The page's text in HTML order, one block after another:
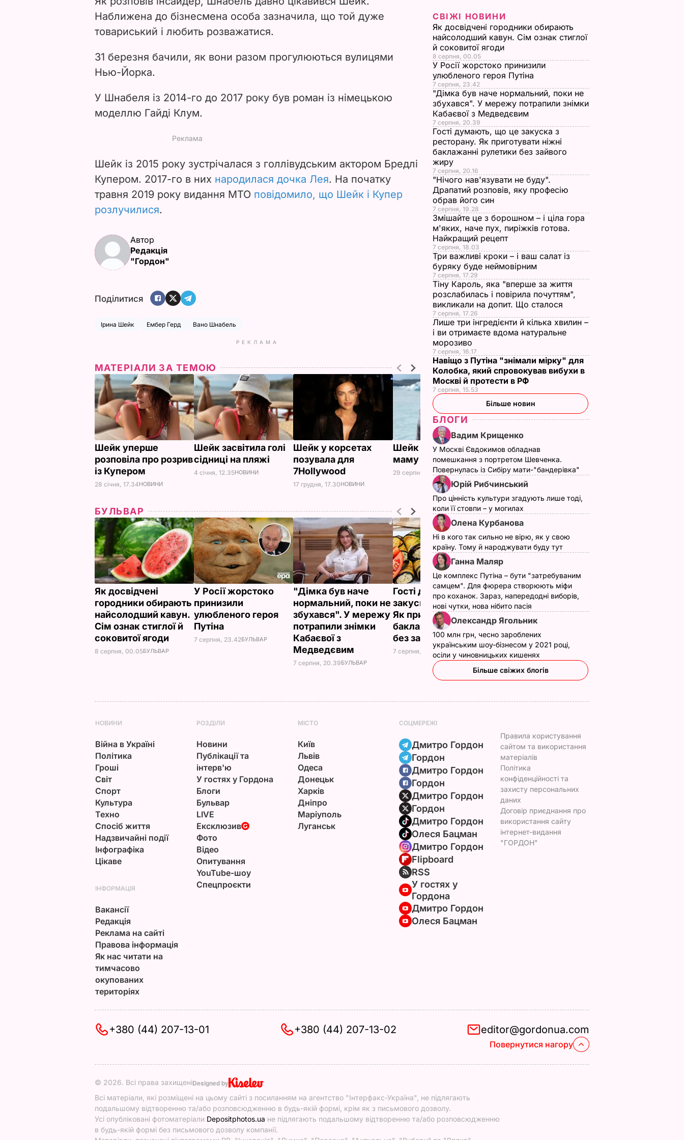
i
d
e
Наближена до бізнесмена особа зазначила, що той дуже
товариський і любить розважатися.
31 березня бачили, як вони разом прогулюються вулицями
Нью-Йорка.
У Шнабеля із 2014-го до 2017 року був роман із німецькою
моделлю Гайді Клум.
Шейк із 2015 року зустрічалася з голлівудським актором Бредлі
Купером. 2017-го в них народилася дочка Лея. На початку
травня 2019 року видання МТО повідомило, що Шейк і Купер
розлучилися.
Автор
Редакція
"Гордон"
Поділитися
Ірина Шейк Ембер Герд Вано Шнабель
РЕКЛАМА
МАТЕРІАЛИ ЗА ТЕМОЮ
Шейк уперше
розповіла про розрив
із Купером
28 січня, 17.34НОВИНИ
Шейк засвітила голі
сідниці на пляжі
4 січня, 12.35НОВИНИ
Шейк у корсетах
позувала для
7Hollywood
17 грудня, 17.30НОВИНИ
Шейк показала свою
маму
29 серпня, 09.56НОВИНИ
БУЛЬВАР
Як досвідчені
городники обирають
найсолодший кавун.
Сім ознак стиглої й
соковитої ягоди
8 серпня, 00.05БУЛЬВАР
У Росії жорстоко
принизили
улюбленого героя
Путіна
7 серпня, 23.42БУЛЬВАР
"Дімка був наче
нормальний, поки не
збухався". У мережу
потрапили знімки
Кабаєвої з
Медведєвим
7 серпня, 20.39БУЛЬВАР
Гості думають, що це
закуска з ресторану.
Як приготувати ніжні
баклажанні рулетики
без зайвого жиру
7 серпня, 20.16 БУЛЬВАР
"Нічого нав'язувати
не буду". Драпатий
розповів, яку
професію обрав його
син
7 серпня, 19.28 БУЛЬВАР
СВІЖІ НОВИНИ
Як досвідчені городники обирають
найсолодший кавун. Сім ознак стиглої
й соковитої ягоди
8 серпня, 00.05
У Росії жорстоко принизили
улюбленого героя Путіна
7 серпня, 23.42
"Дімка був наче нормальний, поки не
збухався". У мережу потрапили знімки
Кабаєвої з Медведєвим
7 серпня, 20.39
Гості думають, що це закуска з
ресторану. Як приготувати ніжні
баклажанні рулетики без зайвого
жиру
7 серпня, 20.16
"Нічого нав'язувати не буду".
Драпатий розповів, яку професію
обрав його син
7 серпня, 19.28
Змішайте це з борошном – і ціла гора
м'яких, наче пух, пиріжків готова.
Найкращий рецепт
7 серпня, 18.03
Три важливі кроки – і ваш салат із
буряку буде неймовірним
7 серпня, 17.29
Тіну Кароль, яка "вперше за життя
розслабилась і повірила почуттям",
викликали на допит. Що сталося
7 серпня, 17.26
Лише три інгредієнти й кілька хвилин –
і ви отримаєте вдома натуральне
морозиво
7 серпня, 16.17
Навіщо з Путіна "знімали мірку" для
Колобка, який спровокував вибухи в
Москві й протести в РФ
7 серпня, 15.53
Більше новин
БЛОГИ
Вадим Крищенко
У Москві Євдокимов обладнав
помешкання з портретом Шевченка.
Повернулась із Сибіру мати-"бандерівка"
Юрій Рибчинський
Про цінність культури згадують лише тоді,
коли її стовпи – у могилах
Олена Курбанова
Ні в кого так сильно не вірю, як у свою
країну. Тому й народжувати буду тут
Ганна Маляр
Це комплекс Путіна – бути "затребуваним
самцем". Для фюрера створюють міфи
про коханок. Зараз, напередодні виборів,
нові чутки, нова нібито пасія
Олександр Ягольник
100 млн грн, чесно зароблених
українським шоу-бізнесом у 2021 році,
осіли у чиновницьких кишенях
Більше свіжих блогів
НОВИНИ
Війна в Україні
Політика
Гроші
Світ
Спорт
Культура
Техно
Спосіб життя
Надзвичайні події
Інфографіка
Цікаве
РОЗДІЛИ
Новини
Публікації та
інтерв'ю
У гостях у Гордона
Блоги
Бульвар
LIVE
Ексклюзив
Фото
Відео
Опитування
YouTube-шоу
Спецпроєкти
МІСТО
Київ
Львів
Одеса
Донецьк
Харків
Дніпро
Маріуполь
Луганськ
СОЦМЕРЕЖІ
Дмитро Гордон
Гордон
Дмитро Гордон
Гордон
Дмитро Гордон
Гордон
Дмитро Гордон
Олеся Бацман
Дмитро Гордон
Flipboard
RSS
У гостях у
Гордона
Дмитро Гордон
Олеся Бацман
ІНФОРМАЦІЯ
Вакансії
Редакція
Реклама на сайті
Правова інформація
Як нас читати на
тимчасово
окупованих
територіях
Правила користування
сайтом та використання
матеріалів
Політика
конфіденційності та
захисту персональних
даних
Договір приєднання про
використання сайту
інтернет-видання
"ГОРДОН"
+380 (44) 207-13-01 +380 (44) 207-13-02 editor@gordonua.com
Повернутися нагору
© 2026. Всі права захищеніDesigned by
Всі матеріали, які розміщені на цьому сайті з посиланням на агентство "Інтерфакс-Україна", не підлягають
подальшому відтворенню та/або розповсюдженню в будь-якій формі, крім як з письмового дозволу.
Усі опубліковані фотоматеріали Depositphotos.ua не підлягають подальшому відтворенню та/або розповсюдженню
в будь-якій формі без письмового дозволу компанії.